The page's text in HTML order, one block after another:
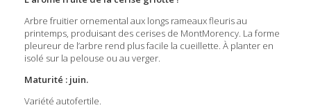
Arbre fruitier ornemental aux longs rameaux fleuris au
printemps, produisant des cerises de Mont­Morency. La forme
pleureur de l’arbre rend plus facile la cueillette. À planter en
isolé sur la pelouse ou au verger.
Maturité : juin.
Variété autofertile.